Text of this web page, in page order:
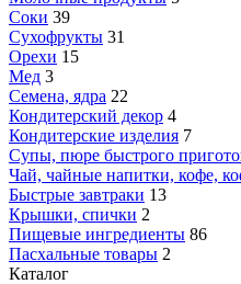
Соки 39
Сухофрукты 31
Орехи 15
Мед 3
Семена, ядра 22
Кондитерский декор 4
Кондитерские изделия 7
Супы, пюре быстрого
Чай, чайные напитки, кофе,
Быстрые завтраки 13
Крышки, спички 2
Пищевые ингредиенты 86
Пасхальные товары 2
Каталог